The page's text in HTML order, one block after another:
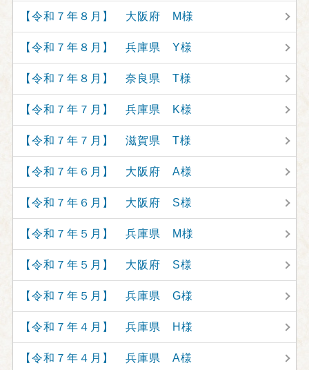
【令和７年８月】 大阪府 M様
【令和７年８月】 兵庫県 Y様
【令和７年８月】 奈良県 T様
【令和７年７月】 兵庫県 K様
【令和７年７月】 滋賀県 T様
【令和７年６月】 大阪府 A様
【令和７年６月】 大阪府 S様
【令和７年５月】 兵庫県 M様
【令和７年５月】 大阪府 S様
【令和７年５月】 兵庫県 G様
【令和７年４月】 兵庫県 H様
【令和７年４月】 兵庫県 A様